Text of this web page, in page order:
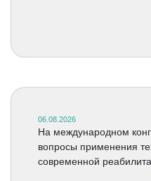
06.08.2026
На международном
вопросы применения
современной